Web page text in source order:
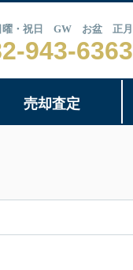
曜・祝日 GW お盆 正月
943-6363
売却査定